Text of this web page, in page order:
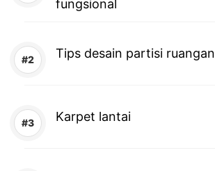
fungsional
Tips desain partisi ruangan
Karpet lantai